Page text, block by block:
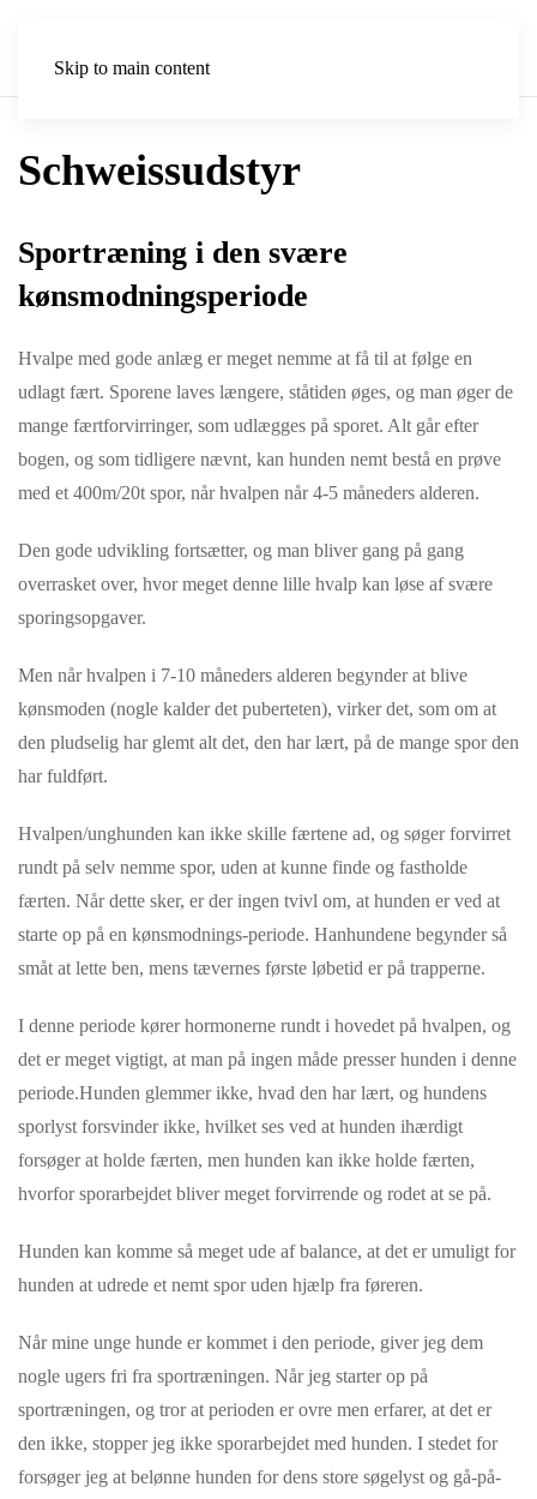
Skip to main content
Schweissudstyr
Sportræning i den svære
kønsmodningsperiode
Hvalpe med gode anlæg er meget nemme at få til at følge en
udlagt fært. Sporene laves længere, ståtiden øges, og man øger de
mange færtforvirringer, som udlægges på sporet. Alt går efter
bogen, og som tidligere nævnt, kan hunden nemt bestå en prøve
med et 400m/20t spor, når hvalpen når 4-5 måneders alderen.
Den gode udvikling fortsætter, og man bliver gang på gang
overrasket over, hvor meget denne lille hvalp kan løse af svære
sporingsopgaver.
Men når hvalpen i 7-10 måneders alderen begynderat blive
kønsmoden (nogle kalder det puberteten), virker det, som om at
den pludselig har glemt alt det, den har lært, på de mange spor den
har fuldført.
Hvalpen/unghunden kan ikke skille færtene ad, og søger forvirret
rundt på selv nemme spor, uden at kunne finde og fastholde
færten. Når dette sker, er der ingen tvivl om, at hunden er ved at
starte op på en kønsmodnings-periode. Hanhundene begynder så
småt at lette ben, mens tævernes første løbetid er på trapperne.
I denne periode kører hormonerne rundt i hovedet på hvalpen, og
det er meget vigtigt, at man på ingen måde presser hunden i denne
periode.Hunden glemmer ikke, hvad den har lært, og hundens
sporlyst forsvinder ikke, hvilket ses ved at hunden ihærdigt
forsøger at holde færten, men hunden kan ikke holde færten,
hvorfor sporarbejdet bliver meget forvirrende og rodet at se på.
Hunden kan komme så meget ude af balance, at det er umuligt for
hunden at udrede et nemt spor uden hjælp fra føreren.
Når mine unge hunde er kommet i den periode, giver jeg dem
nogle ugers fri fra sportræningen. Når jeg starter op på
sportræningen, og tror at perioden er ovre men erfarer, at det er
den ikke, stopper jeg ikke sporarbejdet med hunden. I stedet for
forsøger jeg at belønne hunden for dens store søgelyst og gå-på-